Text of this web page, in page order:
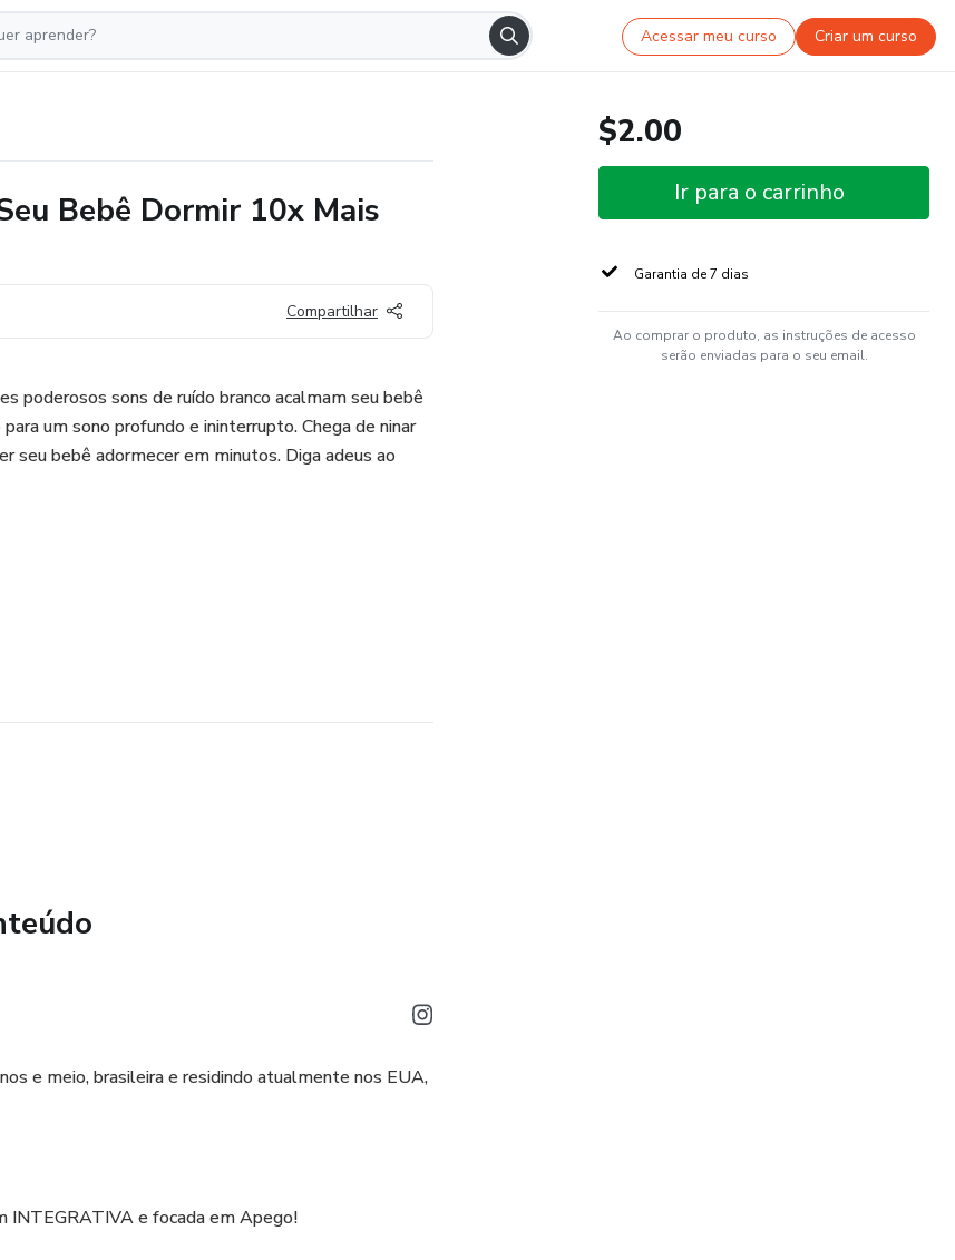
Acessar meu curso Criar um curso
Bebê Dormir 10x Mais
Compartilhar
poderosos sons de ruído branco acalmam seu bebê
um sono profundo e ininterrupto. Chega de ninar
seu bebê adormecer em minutos. Diga adeus ao
e meio, brasileira e residindo atualmente nos EUA,
INTEGRATIVA e focada em Apego!
$2.00
Ir para o carrinho
Garantia de 7 dias
Ao comprar o produto, as instruções de acesso
serão enviadas para o seu email.